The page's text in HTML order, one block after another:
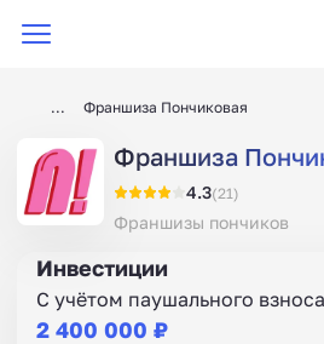
Франшиза Пончиковая
Франшиза
4.3(21)
Франшизы пончиков
Инвестиции
С учётом паушального взноса
2 400 000 ₽